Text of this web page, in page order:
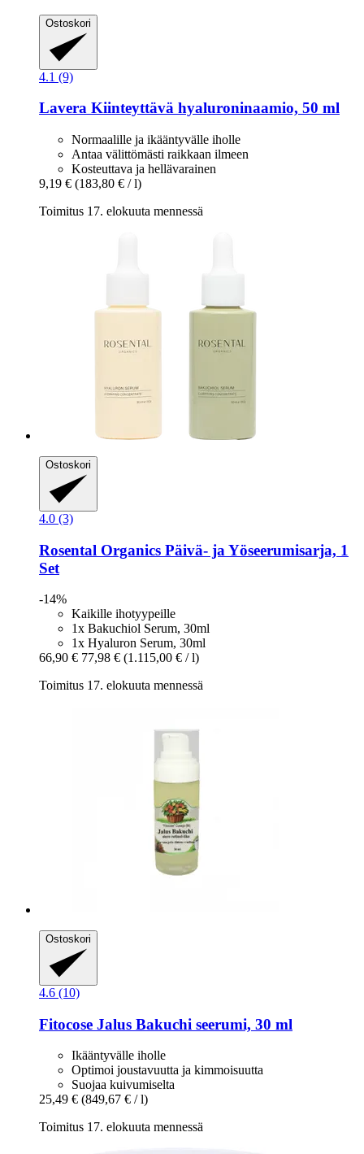
Ostoskori
4.1 (9)
Lavera Kiinteyttävä hyaluroninaamio, 50 ml
Normaalille ja ikääntyvälle iholle
Antaa välittömästi raikkaan ilmeen
Kosteuttava ja hellävarainen
9,19 € (183,80 € / l)
Toimitus 17. elokuuta mennessä
Ostoskori
4.0 (3)
Rosental Organics Päivä-​ ja Yöseerumisarja, 1
Set
-14%
Kaikille ihotyypeille
1x Bakuchiol Serum, 30ml
1x Hyaluron Serum, 30ml
66,90 € 77,98 € (1.115,00 € / l)
Toimitus 17. elokuuta mennessä
Ostoskori
4.6 (10)
Fitocose Jalus Bakuchi seerumi, 30 ml
Ikääntyvälle iholle
Optimoi joustavuutta ja kimmoisuutta
Suojaa kuivumiselta
25,49 € (849,67 € / l)
Toimitus 17. elokuuta mennessä